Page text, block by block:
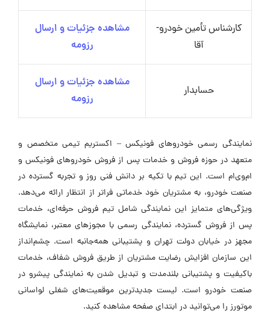
کارشناس تأمین خودرو-
آقا
مشاهده جزئیات و ارسال
رزومه
حسابدار
مشاهده جزئیات و ارسال
رزومه
نمایندگی رسمی خودروهای فونیکس – اکستریم تیمی متخصص و
متعهد در حوزه فروش و خدمات پس از فروش خودروهای فونیکس و
ام‌وی‌ام است. این تیم با تکیه بر دانش فنی روز و تجربه گسترده در
صنعت خودرو، به مشتریان خود خدماتی فراتر از انتظار ارائه می‌دهد.
ویژگی‌های متمایز این نمایندگی شامل تیم فروش حرفه‌ای، خدمات
پس از فروش گسترده، نمایندگی رسمی با مجوزهای معتبر، نمایشگاه
مجهز در خیابان دولت تهران و پشتیبانی همه‌جانبه است. چشم‌انداز
این سازمان افزایش رضایت مشتریان از طریق فروش شفاف، خدمات
باکیفیت و پشتیبانی بلندمدت و تبدیل شدن به نمایندگی پیشرو در
صنعت خودرو است. لیست جدیدترین موقعیت‌های شغلی لواسانی
موتورز را می‌توانید در ابتدای صفحه مشاهده کنید.